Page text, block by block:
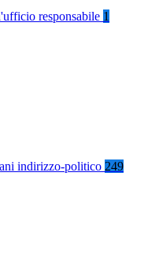
responsabile 1
indirizzo-politico 249